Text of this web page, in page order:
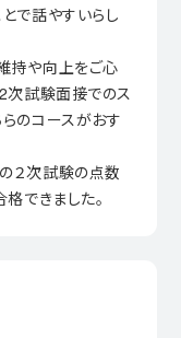
で話やすいらし
持や向上をご心
次試験面接でのス
のコースがおす
２次試験の点数
できました。